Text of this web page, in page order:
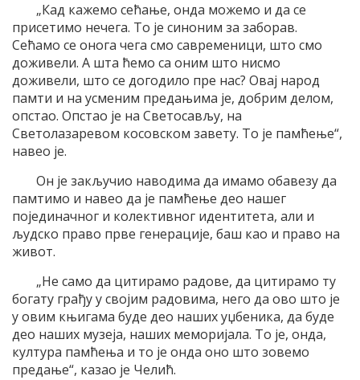
„Кад кажемо сећање, онда можемо и да се
присетимо нечега. То је синоним за заборав.
Сећамо се онога чега смо савременици, што смо
доживели. А шта ћемо са оним што нисмо
доживели, што се догодило пре нас? Овај народ
памти и на усменим предањима је, добрим делом,
опстао. Опстао је на Светосављу, на
Светолазаревом косовском завету. То је памћење“,
навео је.
Он је закључио наводима да имамо обавезу да
памтимо и навео да је памћење део нашег
појединачног и колективног идентитета, али и
људско право прве генерације, баш као и право на
живот.
„Не само да цитирамо радове, да цитирамо ту
богату грађу у својим радовима, него да ово што је
у овим књигама буде део наших уџбеника, да буде
део наших музеја, наших меморијала. То је, онда,
култура памћења и то је онда оно што зовемо
предање“, казао је Челић.